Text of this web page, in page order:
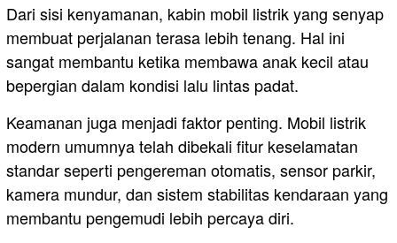
Dari sisi kenyamanan, kabin mobil listrik yang senyap
membuat perjalanan terasa lebih tenang. Hal ini
sangat membantu ketika membawa anak kecil atau
bepergian dalam kondisi lalu lintas padat.
Keamanan juga menjadi faktor penting. Mobil listrik
modern umumnya telah dibekali fitur keselamatan
standar seperti pengereman otomatis, sensor parkir,
kamera mundur, dan sistem stabilitas kendaraan yang
membantu pengemudi lebih percaya diri.